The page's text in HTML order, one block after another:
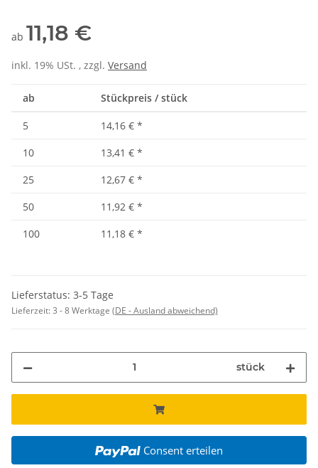
ab 11,18 €
inkl. 19% USt. , zzgl. Versand
ab Stückpreis / stück
5 14,16 € *
10
13,41 € *
25
12,67 € *
50
11,92 € *
100
11,18 € *
Lieferstatus: 3-5 Tage
Lieferzeit:3 - 8 Werktage (DE - Ausland abweichend)
stück
Consent erteilen